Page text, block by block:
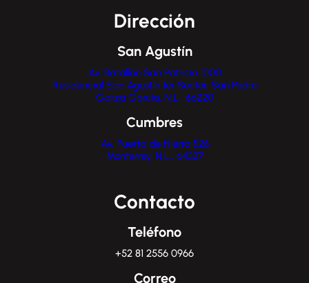
Dirección
San Agustín
Av. Batallón San Patricio 1000
Residencial San Agustín 1er Sector, San Pedro
Garza García, N.L., 66220
Cumbres
Av. Puerta de Hierro 526
Monterrey, N.L., 64327
Contacto
Teléfono
+52 81 2556 0966
Correo